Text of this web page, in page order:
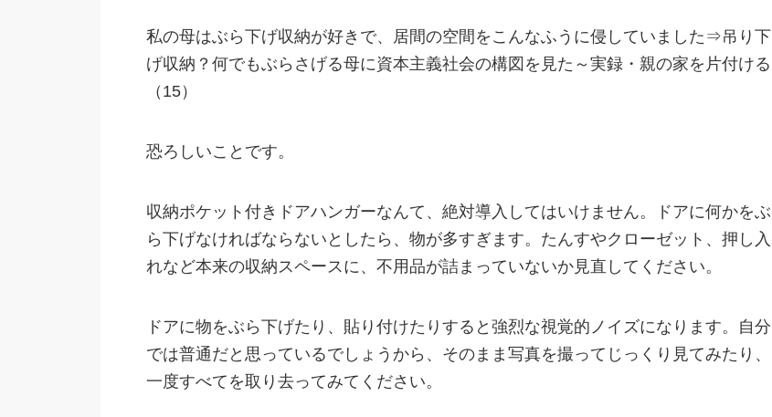
私の母はぶら下げ収納が好きで、居間の空間をこんなふうに侵していました⇒吊り下
げ収納？何でもぶらさげる母に資本主義社会の構図を見た～実録・親の家を片付ける
（15）
恐ろしいことです。
収納ポケット付きドアハンガーなんて、絶対導入してはいけません。ドアに何かをぶ
ら下げなければならないとしたら、物が多すぎます。たんすやクローゼット、押し入
れなど本来の収納スペースに、不用品が詰まっていないか見直してください。
ドアに物をぶら下げたり、貼り付けたりすると強烈な視覚的ノイズになります。自分
では普通だと思っているでしょうから、そのまま写真を撮ってじっくり見てみたり、
一度すべてを取り去ってみてください。